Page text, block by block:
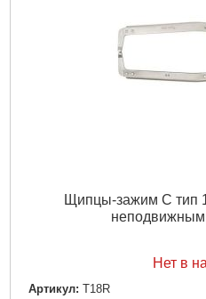
Щипцы-зажим C тип
неподвижным
Нет в
Артикул: T18R